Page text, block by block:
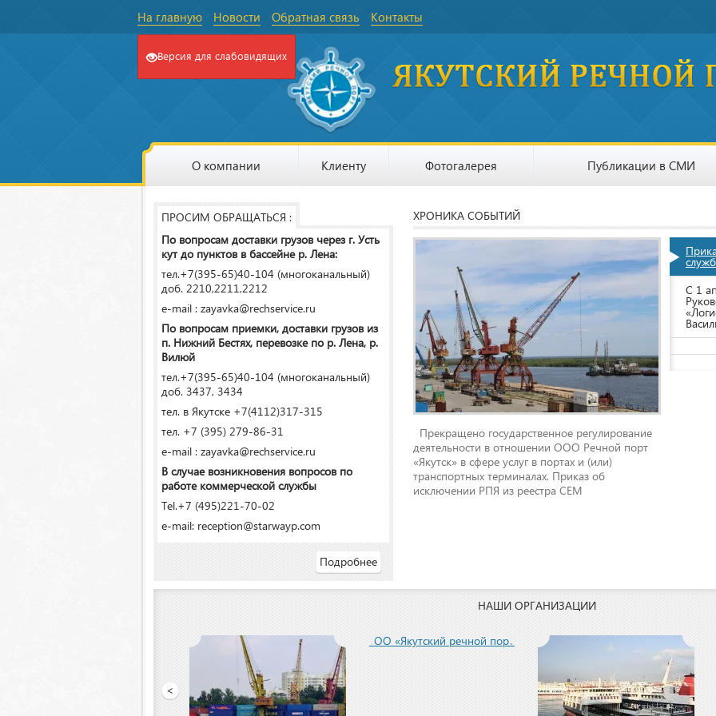
На главную Новости Обратная связь Контакты
Версия для слабовидящих
О компании Клиенту Фотогалерея Публикации в СМИ
ПРОСИМ ОБРАЩАТЬСЯ :
По вопросам доставки грузов через г. Усть
кут до пунктов в бассейне р. Лена:
тел.+7(395-65)40-104 (многоканальный)
доб. 2210,2211,2212
e-mail : zayavka@rechservice.ru
По вопросам приемки, доставки грузов из
п. Нижний Бестях, перевозке по р. Лена, р.
Вилюй
тел.+7(395-65)40-104 (многоканальный)
доб. 3437, 3434
тел. в Якутске +7(4112)317-315
тел. +7 (395) 279-86-31
e-mail : zayavka@rechservice.ru
В случае возникновения вопросов по
работе коммерческой службы
Tel.+7 (495)221-70-02
e-mail: reception@starwayp.com
Подробнее
ХРОНИКА СОБЫТИЙ
Прекращено государственное регулирование
деятельности в отношении ООО Речной порт
«Якутск» в сфере услуг в портах и (или)
транспортных терминалах. Приказ об
исключении РПЯ из реестра СЕМ
С 1
НАШИ ОРГАНИЗАЦИИ
<
ООО «Якутский речной порт»